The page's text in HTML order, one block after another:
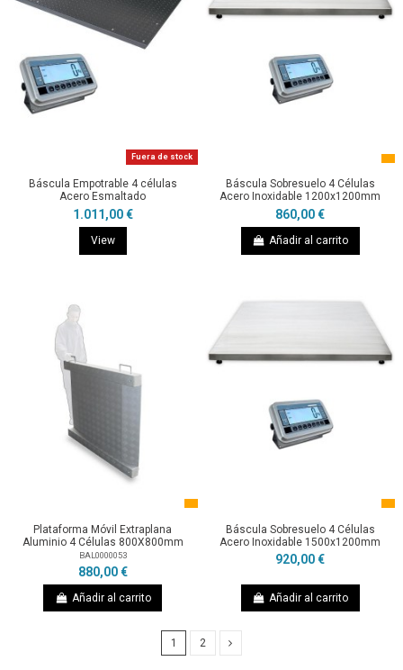
Fuera de stock
Báscula Empotrable 4 células
Acero Esmaltado
1.011,00 €
View
Báscula Sobresuelo 4 Células
Acero Inoxidable 1200x1200mm
860,00 €
Añadir al carrito
Plataforma Móvil Extraplana
Aluminio 4 Células 800X800mm
BAL0000053
880,00 €
Añadir al carrito
Báscula Sobresuelo 4 Células
Acero Inoxidable 1500x1200mm
920,00 €
Añadir al carrito
1 2